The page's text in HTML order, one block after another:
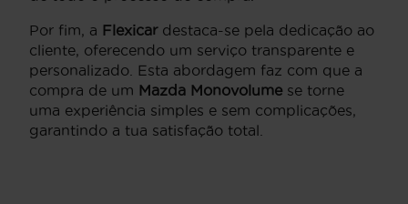
Por fim, a Flexicardestaca-se pela dedicação ao
cliente, oferecendo um serviço transparente e
personalizado. Esta abordagem faz com que a
compra de um Mazda Monovolume se torne
uma experiência simples e sem complicações,
garantindo a tua satisfação total.